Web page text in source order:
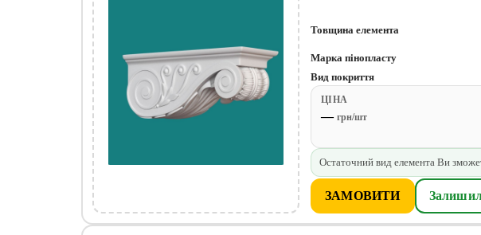
Товщина елемента
Марка пінопласту
Вид покриття
ЦІНА
— грн/шт
Остаточний вид елемента Ви
ЗАМОВИТИ